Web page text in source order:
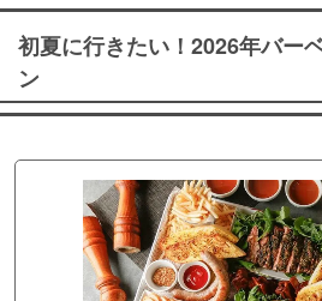
初夏に行きたい！2026年バー
ン